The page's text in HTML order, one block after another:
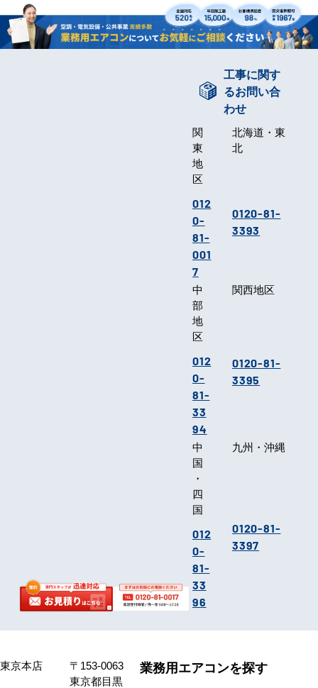
工事に関す
るお問い合
わせ
関
東
地
区
012
0-
81-
001
7
北海道・東
北
0120-81-
3393
中
部
地
区
012
0-
81-
33
94
関西地区
0120-81-
3395
中
国
・
四
国
012
0-
81-
33
96
九州・沖縄
0120-81-
3397
東京本店
〒153-0063
東京都目黒
業務用エアコンを探す